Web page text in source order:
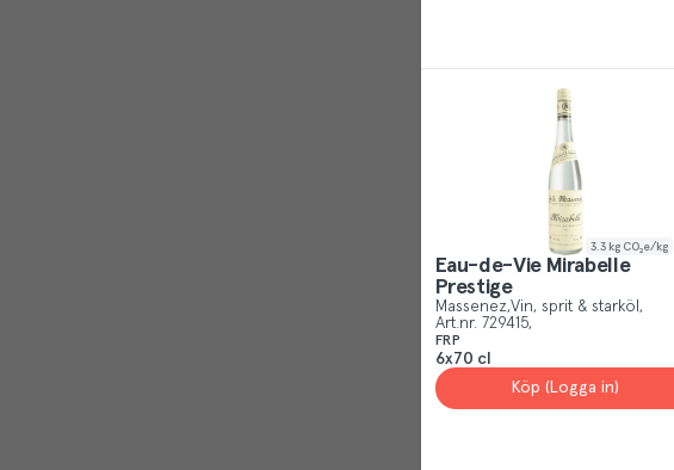
3.3 kg CO₂e/kg
Eau-de-Vie Mirabelle
Prestige
Massenez Vin, sprit & starköl
Art.nr. 729415
FRP
6x70 cl
Köp (Logga in)